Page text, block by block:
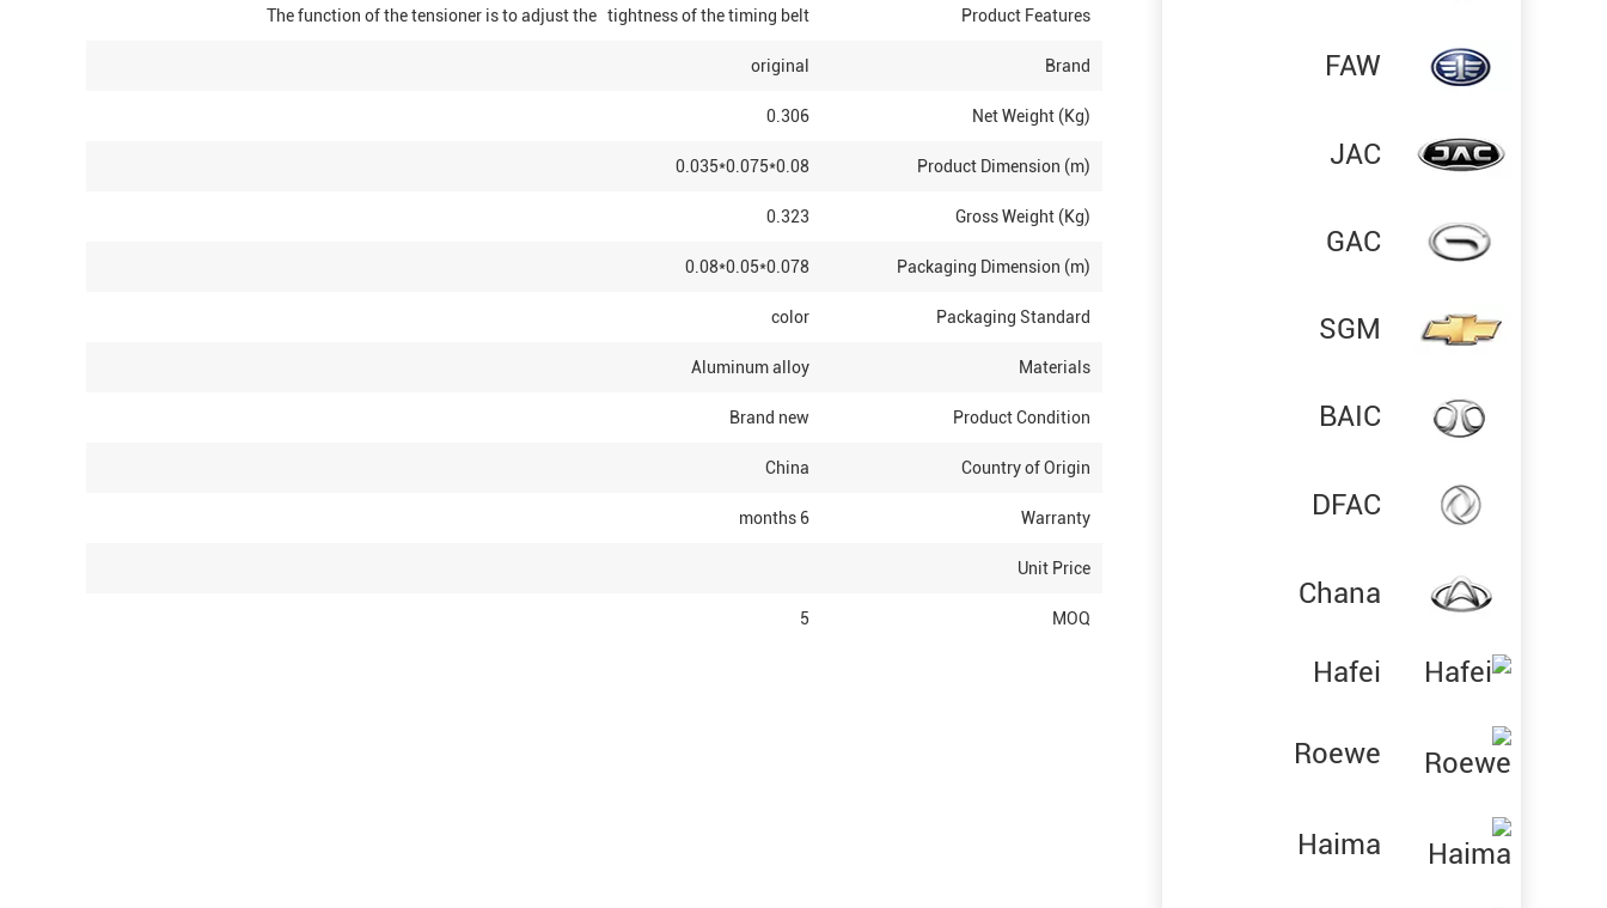
Product Features
The function of the tensioner is to adjust the tightness of the timing belt
Brand
original
Net Weight (Kg)
0.306
Product Dimension (m)
0.08*0.075*0.035
Gross Weight (Kg)
0.323
Packaging Dimension (m)
0.078*0.05*0.08
Packaging Standard
color
Materials
Aluminum alloy
Product Condition
Brand new
Country of Origin
China
Warranty
6 months
Unit Price
MOQ
5
FAW
JAC
GAC
SGM
BAIC
DFAC
Chana
Hafei
Roewe
Haima